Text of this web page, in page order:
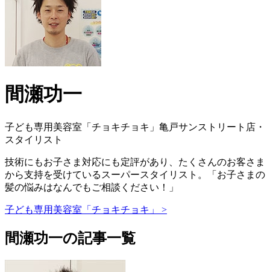
間瀬功一
子ども専用美容室「チョキチョキ」亀戸サンストリート店・
スタイリスト
技術にもお子さま対応にも定評があり、たくさんのお客さま
から支持を受けているスーパースタイリスト。「お子さまの
髪の悩みはなんでもご相談ください！」
子ども専用美容室「チョキチョキ」 >
間瀬功一の記事一覧